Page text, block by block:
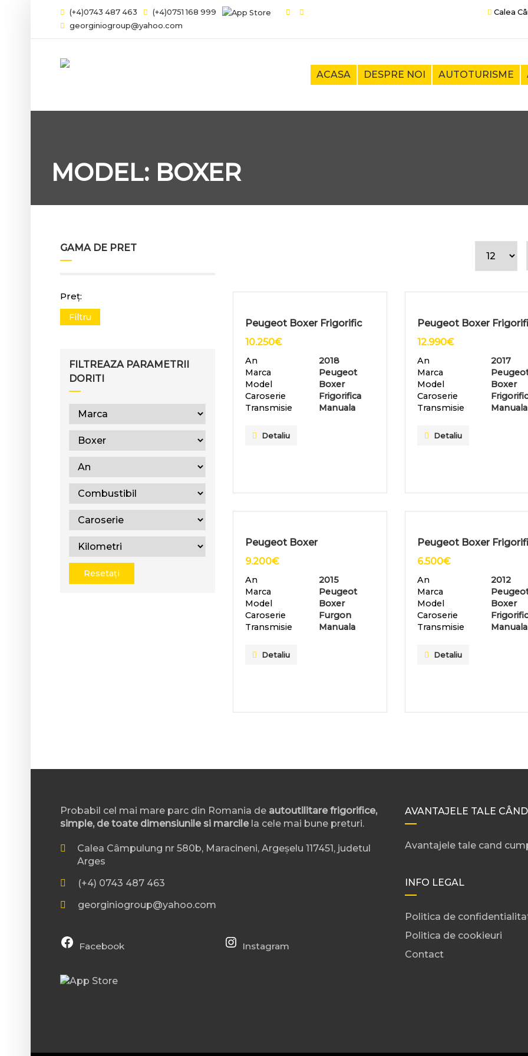
(+4)0743 487 463
(+4)0751 168 999
georginiogroup@yahoo.com
Calea
ACASA DESPRE NOI AUTOTURISME
MODEL: BOXER
GAMA DE PRET
Preț:
Filtru
FILTREAZA PARAMETRII
DORITI
Resetați
Peugeot Boxer Frigorific
10.250€
An
2018
Marca
Peugeot
Model
Boxer
Caroserie
Frigorifica
Transmisie
Manuala
Detaliu
Peugeot Boxer
12.990€
An
2017
Marca
Model
Boxer
Caroserie
Transmisie
Manuala
Detaliu
Peugeot Boxer
9.200€
An
2015
Marca
Peugeot
Model
Boxer
Caroserie
Furgon
Transmisie
Manuala
Detaliu
Peugeot Boxer
6.500€
An
2012
Marca
Model
Boxer
Caroserie
Transmisie
Manuala
Detaliu
Probabil cel mai mare parc din Romania de autoutilitare frigorifice,
simple, de toate dimensiunile si marcilela cele mai bune preturi.
Calea Câmpulung nr 580b, Maracineni, Argeșelu 117451, judetul
Arges
(+4) 0743 487 463
georginiogroup@yahoo.com
Facebook Instagram
AVANTAJELE TALE
Avantajele tale cand
INFO LEGAL
Politica de
Politica de cookieuri
Contact